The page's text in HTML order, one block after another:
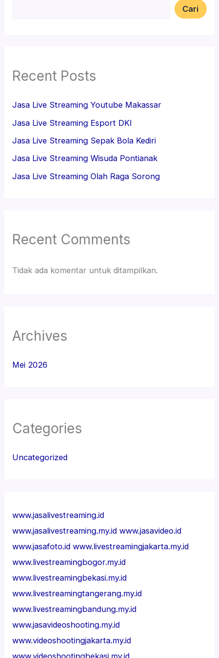
Cari
Recent Posts
Jasa Live Streaming Youtube Makassar
Jasa Live Streaming Esport DKI
Jasa Live Streaming Sepak Bola Kediri
Jasa Live Streaming Wisuda Pontianak
Jasa Live Streaming Olah Raga Sorong
Recent Comments
Tidak ada komentar untuk ditampilkan.
Archives
Mei 2026
Categories
Uncategorized
www.jasalivestreaming.id
www.jasalivestreaming.my.id www.jasavideo.id
www.jasafoto.id www.livestreamingjakarta.my.id
www.livestreamingbogor.my.id
www.livestreamingbekasi.my.id
www.livestreamingtangerang.my.id
www.livestreamingbandung.my.id
www.jasavideoshooting.my.id
www.videoshootingjakarta.my.id